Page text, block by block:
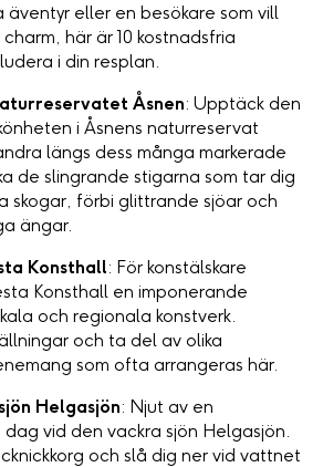
eller en besökare som vill
här är 10 kostnadsfria
i din resplan.
Åsnen: Upptäck den
i Åsnens naturreservat
längs dess många markerade
de slingrande stigarna som tar dig
skogar, förbi glittrande sjöar och
ängar.
Konsthall: För konstälskare
Konsthall en imponerande
och regionala konstverk.
och ta del av olika
som ofta arrangeras här.
Helgasjön: Njut av en
vid den vackra sjön Helgasjön.
och slå dig ner vid vattnet